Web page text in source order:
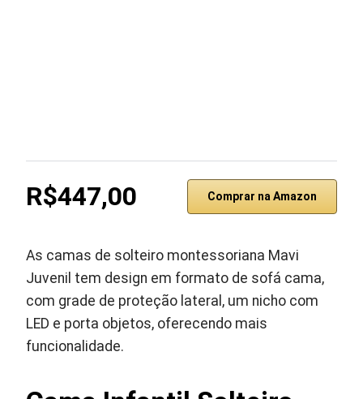
R$447,00 Comprar na Amazon
As camas de solteiro montessoriana Mavi
Juvenil tem design em formato de sofá cama,
com grade de proteção lateral, um nicho com
LED e porta objetos, oferecendo mais
funcionalidade.